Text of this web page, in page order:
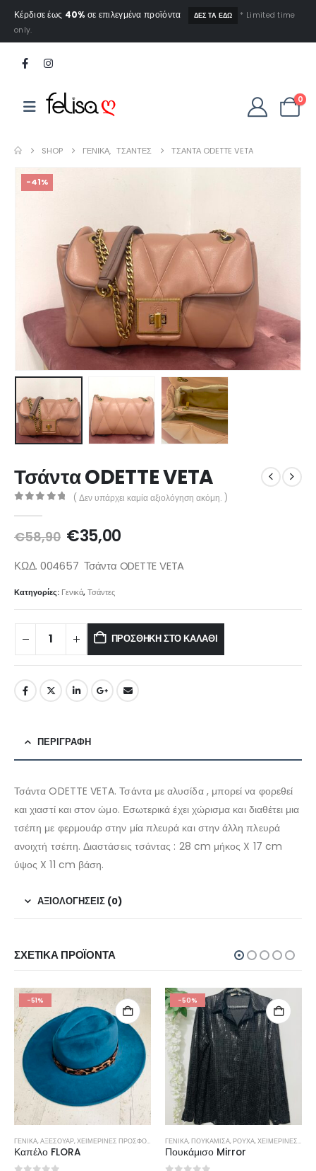
Κέρδισε έως 40% σε επιλεγμένα προϊόντα ΔΕΣ ΤΑ ΕΔΩ
* Limited time
only.
0
SHOP ΓΕΝΙΚΆ, ΤΣΆΝΤΕΣ ΤΣΆΝΤΑ ODETTE VETA
-41%
Τσάντα ODETTE VETA
( Δεν υπάρχει καμία αξιολόγηση ακόμη. )
€58,90 €35,00
ΚΩΔ. 004657 Τσάντα ODETTE VETA
Κατηγορίες: Γενικά,Τσάντες
ΠΡΟΣΘΉΚΗ ΣΤΟ ΚΑΛΆΘΙ
ΠΕΡΙΓΡΑΦΉ
Τσάντα ODETTE VETA. Τσάντα με αλυσίδα , μπορεί να φορεθεί
και χιαστί και στον ώμο. Εσωτερικά έχει χώρισμα και διαθέτει μια
τσέπη με φερμουάρ στην μία πλευρά και στην άλλη πλευρά
ανοιχτή τσέπη. Διαστάσεις τσάντας : 28 cm μήκος X 17 cm
ύψος X 11 cm βάση.
ΑΞΙΟΛΟΓΉΣΕΙΣ (0)
ΣΧΕΤΙΚΆ ΠΡΟΪΌΝΤΑ
-51%
ΓΕΝΙΚΆ,ΑΞΕΣΟΥΆΡ,ΧΕΙΜΕΡΙΝΕΣ ΠΡΟΣΦΟΡΕΣ
Καπέλο FLORA
-50%
ΓΕΝΙΚΆ,ΠΟΥΚΆΜΙΣΑ,ΡΟΎΧΑ,ΧΕΙΜΕΡΙΝΕΣ ΠΡΟΣΦΟΡΕΣ
Πουκάμισο Mirror